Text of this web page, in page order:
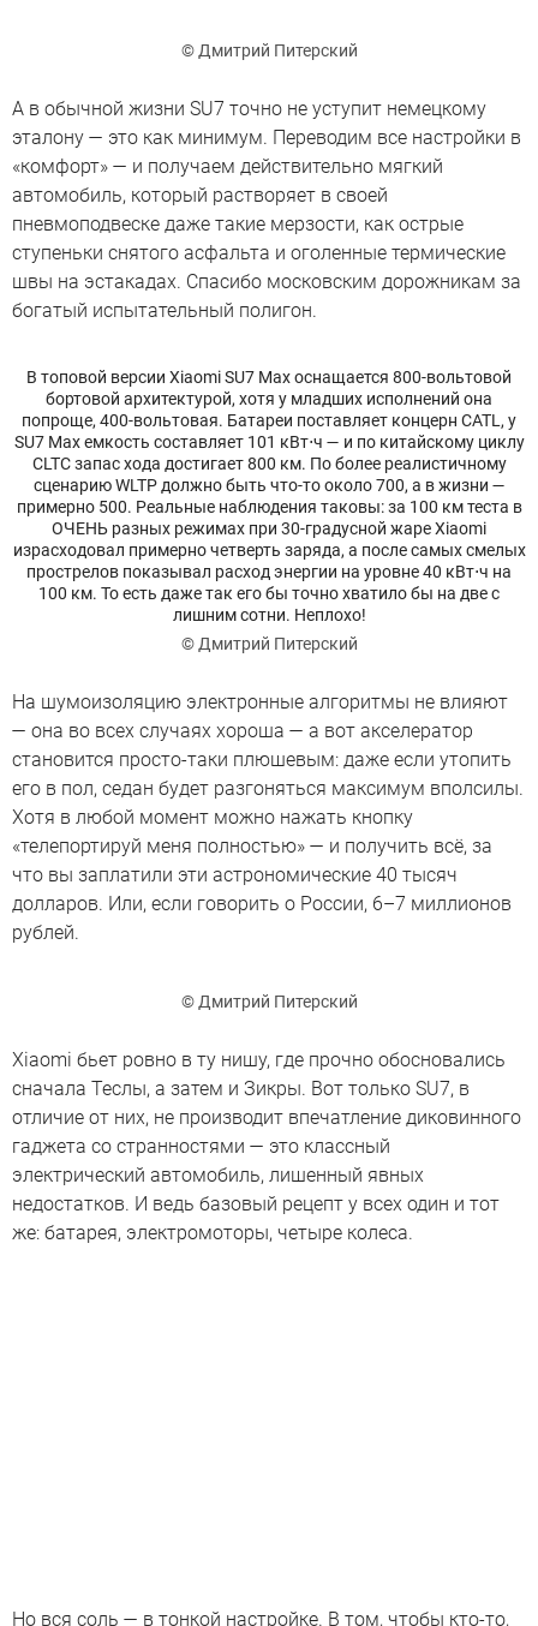
© Дмитрий Питерский
А в обычной жизни SU7 точно не уступит немецкому
эталону — это как минимум. Переводим все настройки в
«комфорт» — и получаем действительно мягкий
автомобиль, который растворяет в своей
пневмоподвеске даже такие мерзости, как острые
ступеньки снятого асфальта и оголенные термические
швы на эстакадах. Спасибо московским дорожникам за
богатый испытательный полигон.
В топовой версии Xiaomi SU7 Max оснащается 800-вольтовой
бортовой архитектурой, хотя у младших исполнений она
попроще, 400-вольтовая. Батареи поставляет концерн CATL, у
SU7 Max емкость составляет 101 кВт⋅ч — и по китайскому циклу
CLTC запас хода достигает 800 км. По более реалистичному
сценарию WLTP должно быть что-то около 700, а в жизни —
примерно 500. Реальные наблюдения таковы: за 100 км теста в
ОЧЕНЬ разных режимах при 30-градусной жаре Xiaomi
израсходовал примерно четверть заряда, а после самых смелых
прострелов показывал расход энергии на уровне 40 кВт⋅ч на
100 км. То есть даже так его бы точно хватило бы на две с
лишним сотни. Неплохо!
© Дмитрий Питерский
На шумоизоляцию электронные алгоритмы не влияют
— она во всех случаях хороша — а вот акселератор
становится просто-таки плюшевым: даже если утопить
его в пол, седан будет разгоняться максимум вполсилы.
Хотя в любой момент можно нажать кнопку
«телепортируй меня полностью» — и получить всё, за
что вы заплатили эти астрономические 40 тысяч
долларов. Или, если говорить о России, 6–7 миллионов
рублей.
© Дмитрий Питерский
Xiaomi бьет ровно в ту нишу, где прочно обосновались
сначала Теслы, а затем и Зикры. Вот только SU7, в
отличие от них, не производит впечатление диковинного
гаджета со странностями — это классный
электрический автомобиль, лишенный явных
недостатков. И ведь базовый рецепт у всех один и тот
же: батарея, электромоторы, четыре колеса.
Но вся соль — в тонкой настройке. В том, чтобы кто-то,